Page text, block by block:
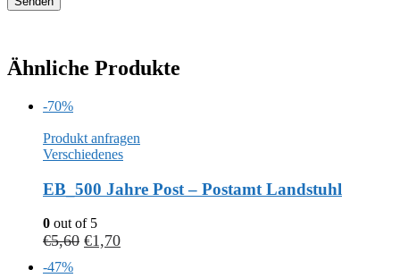
Ähnliche Produkte
-70%
Produkt anfragen
Verschiedenes
EB_500 Jahre Post – Postamt Landstuhl
0 out of 5
€5,60 €1,70
-47%